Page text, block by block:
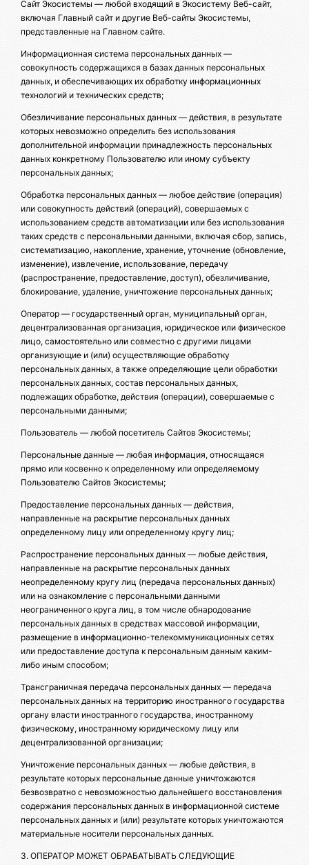
Сайт Экосистемы — любой входящий в Экосистему Веб-сайт,
включая Главный сайт и другие Веб-сайты Экосистемы,
представленные на Главном сайте.
Информационная система персональных данных —
совокупность содержащихся в базах данных персональных
данных, и обеспечивающих их обработку информационных
технологий и технических средств;
Обезличивание персональных данных — действия, в результате
которых невозможно определить без использования
дополнительной информации принадлежность персональных
данных конкретному Пользователю или иному субъекту
персональных данных;
Обработка персональных данных — любое действие (операция)
или совокупность действий (операций), совершаемых с
использованием средств автоматизации или без использования
таких средств с персональными данными, включая сбор, запись,
систематизацию, накопление, хранение, уточнение (обновление,
изменение), извлечение, использование, передачу
(распространение, предоставление, доступ), обезличивание,
блокирование, удаление, уничтожение персональных данных;
Оператор — государственный орган, муниципальный орган,
децентрализованная организация, юридическое или физическое
лицо, самостоятельно или совместно с другими лицами
организующие и (или) осуществляющие обработку
персональных данных, а также определяющие цели обработки
персональных данных, состав персональных данных,
подлежащих обработке, действия (операции), совершаемые с
персональными данными;
Пользователь — любой посетитель Сайтов Экосистемы;
Персональные данные — любая информация, относящаяся
прямо или косвенно к определенному или определяемому
Пользователю Сайтов Экосистемы;
Предоставление персональных данных — действия,
направленные на раскрытие персональных данных
определенному лицу или определенному кругу лиц;
Распространение персональных данных — любые действия,
направленные на раскрытие персональных данных
неопределенному кругу лиц (передача персональных данных)
или на ознакомление с персональными данными
неограниченного круга лиц, в том числе обнародование
персональных данных в средствах массовой информации,
размещение в информационно-телекоммуникационных сетях
или предоставление доступа к персональным данным каким-
либо иным способом;
Трансграничная передача персональных данных — передача
персональных данных на территорию иностранного государства
органу власти иностранного государства, иностранному
физическому, иностранному юридическому лицу или
децентрализованной организации;
Уничтожение персональных данных — любые действия, в
результате которых персональные данные уничтожаются
безвозвратно с невозможностью дальнейшего восстановления
содержания персональных данных в информационной системе
персональных данных и (или) результате которых уничтожаются
материальные носители персональных данных.
3. ОПЕРАТОР МОЖЕТ ОБРАБАТЫВАТЬ СЛЕДУЮЩИЕ